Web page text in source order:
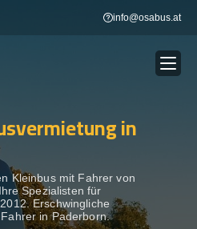
info@osabus.at
Show dropdown
in
Kleinbus mit Fahrer von
Spezialisten für
Erschwingliche
in Paderborn.